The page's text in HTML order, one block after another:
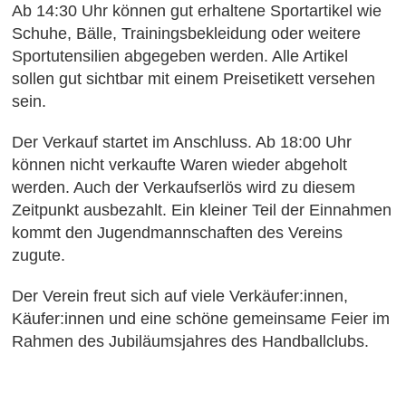
Ab 14:30 Uhr können gut erhaltene Sportartikel wie
Schuhe, Bälle, Trainingsbekleidung oder weitere
Sportutensilien abgegeben werden. Alle Artikel
sollen gut sichtbar mit einem Preisetikett versehen
sein.
Der Verkauf startet im Anschluss. Ab 18:00 Uhr
können nicht verkaufte Waren wieder abgeholt
werden. Auch der Verkaufserlös wird zu diesem
Zeitpunkt ausbezahlt. Ein kleiner Teil der Einnahmen
kommt den Jugendmannschaften des Vereins
zugute.
Der Verein freut sich auf viele Verkäufer:innen,
Käufer:innen und eine schöne gemeinsame Feier im
Rahmen des Jubiläumsjahres des Handballclubs.